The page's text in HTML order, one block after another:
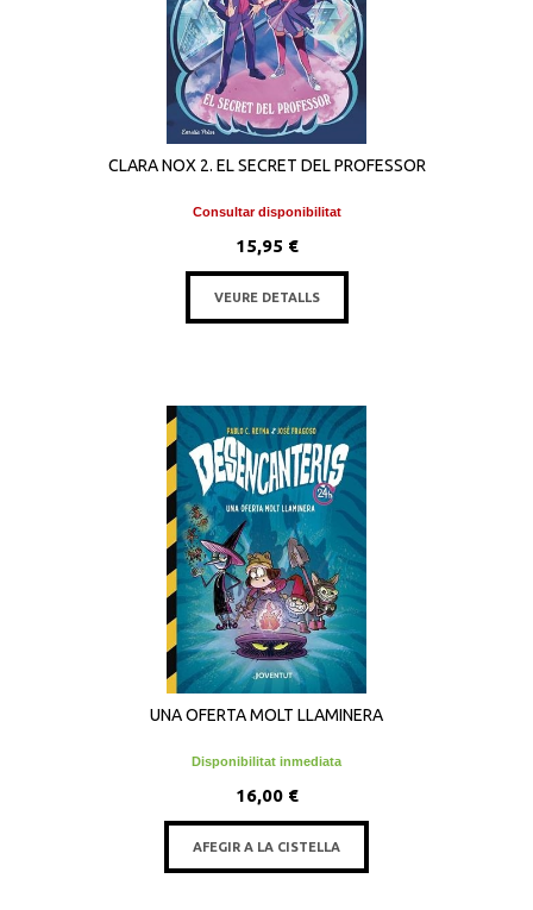
CLARA NOX 2. EL SECRET DEL PROFESSOR
Consultar disponibilitat
15,95 €
VEURE DETALLS
UNA OFERTA MOLT LLAMINERA
Disponibilitat inmediata
16,00 €
AFEGIR A LA CISTELLA